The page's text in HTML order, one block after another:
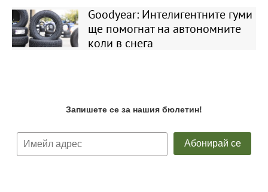
Goodyear: Интелигентните гуми
ще помогнат на автономните
коли в снега